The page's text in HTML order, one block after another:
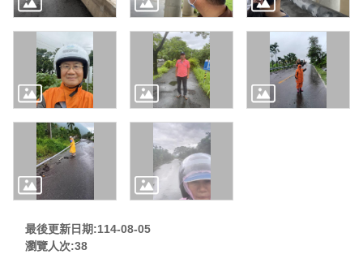
最後更新日期:114-08-05
瀏覽人次:38